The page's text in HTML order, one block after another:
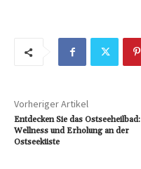
Vorheriger Artikel
Entdecken Sie das Ostseeheilbad:
Wellness und Erholung an der
Ostseeküste